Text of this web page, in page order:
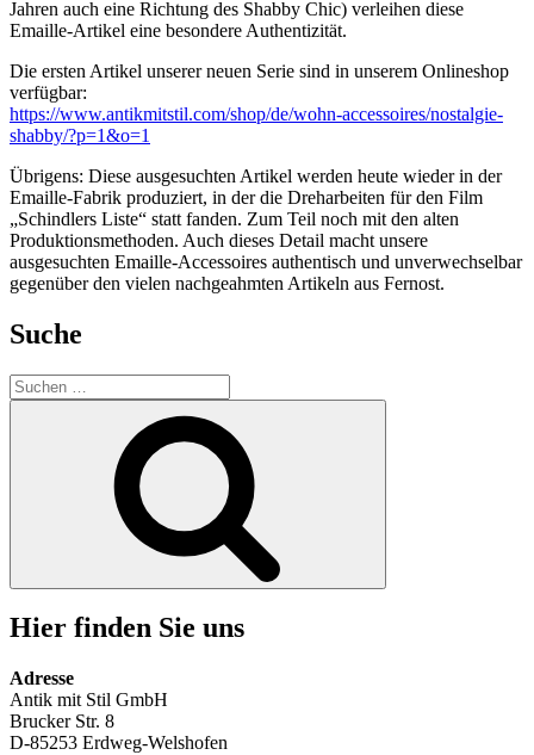
Jahren auch eine Richtung des Shabby Chic) verleihen diese
Emaille-Artikel eine besondere Authentizität.
Die ersten Artikel unserer neuen Serie sind in unserem Onlineshop
verfügbar:
https://www.antikmitstil.com/shop/de/wohn-accessoires/nostalgie-
shabby/?p=1&o=1
Übrigens: Diese ausgesuchten Artikel werden heute wieder in der
Emaille-Fabrik produziert, in der die Dreharbeiten für den Film
„Schindlers Liste“ statt fanden. Zum Teil noch mit den alten
Produktionsmethoden. Auch dieses Detail macht unsere
ausgesuchten Emaille-Accessoires authentisch und unverwechselbar
gegenüber den vielen nachgeahmten Artikeln aus Fernost.
Suche
Suchen
nach:
Hier finden Sie uns
Adresse
Antik mit Stil GmbH
Brucker Str. 8
D-85253 Erdweg-Welshofen